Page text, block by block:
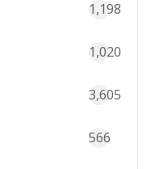
1,198
1,020
3,605
566